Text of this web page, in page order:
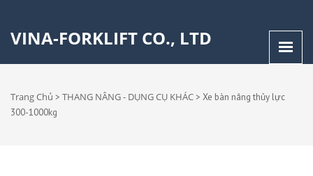
VINA-FORKLIFT CO., LTD
Trang Chủ > THANG NÂNG - DỤNG CỤ KHÁC > Xe bàn nâng thủy lực
300-1000kg